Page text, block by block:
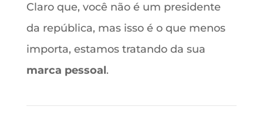
Claro que, você não é um presidente
da república, mas isso é o que menos
importa, estamos tratando da sua
marca pessoal.